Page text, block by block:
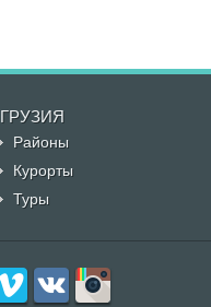
ГРУЗИЯ
Районы
Курорты
Туры